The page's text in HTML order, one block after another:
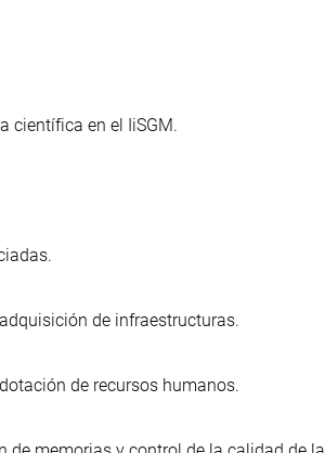
científica en el IiSGM.
de infraestructuras.
de recursos humanos.